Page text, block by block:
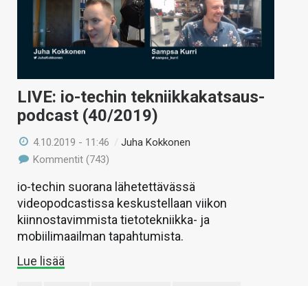
LIVE: io-techin tekniikkakatsaus-
podcast (40/2019)
4.10.2019 - 11:46 /Juha Kokkonen
Kommentit (743)
io-techin suorana lähetettävässä
videopodcastissa keskustellaan viikon
kiinnostavimmista tietotekniikka- ja
mobiilimaailman tapahtumista.
Lue lisää